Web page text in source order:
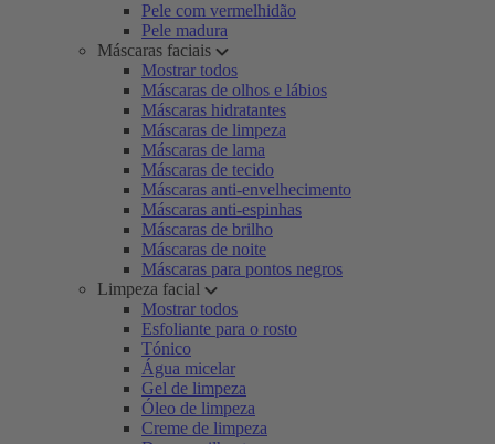
Pele com vermelhidão
Pele madura
Máscaras faciais
Mostrar todos
Máscaras de olhos e lábios
Máscaras hidratantes
Máscaras de limpeza
Máscaras de lama
Máscaras de tecido
Máscaras anti-envelhecimento
Máscaras anti-espinhas
Máscaras de brilho
Máscaras de noite
Máscaras para pontos negros
Limpeza facial
Mostrar todos
Esfoliante para o rosto
Tónico
Água micelar
Gel de limpeza
Óleo de limpeza
Creme de limpeza